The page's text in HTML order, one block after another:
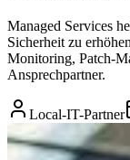
Managed Services
Sicherheit zu
Monitoring, Patch-
Ansprechpartner.
Local-IT-Partner